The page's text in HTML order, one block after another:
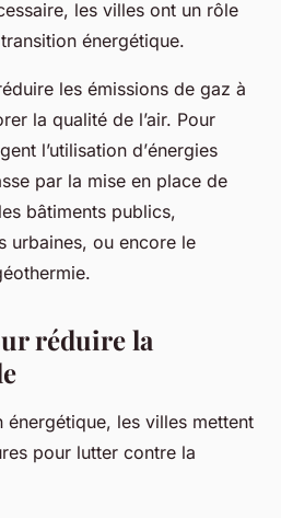
les villes ont un rôle
énergétique.
les émissions de gaz à
la qualité de l’air. Pour
l’utilisation d’énergies
par la mise en place de
bâtiments publics,
urbaines, ou encore le
réduire la
énergétique, les villes mettent
pour lutter contre la